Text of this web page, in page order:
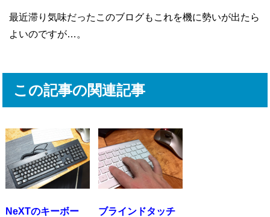
最近滞り気味だったこのブログもこれを機に勢いが出たら
よいのですが…。
この記事の関連記事
NeXTのキーボー
ブラインドタッチ